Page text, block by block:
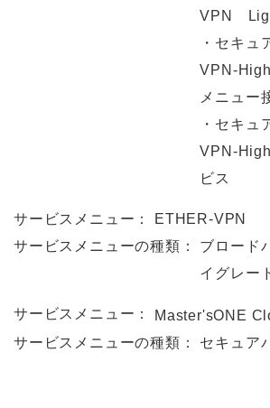
VPN
・セキュ
VPN-
メニュー
・セキュ
VPN-
ビス
サービスメニュー：
ETHER-VPN
サービスメニューの種類：
ブロード
イグレー
サービスメニュー： Master'sONE
サービスメニューの種類： セキュア